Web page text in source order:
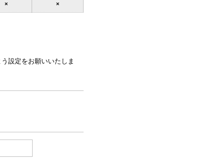
× ×
設定をお願いいたしま